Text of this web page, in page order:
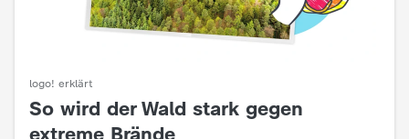
logo! erklärt
:
So wird der Wald stark gegen
extreme Brände